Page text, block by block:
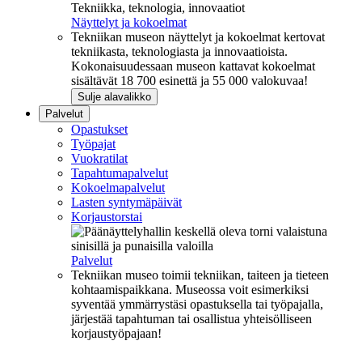
Tekniikka, teknologia, innovaatiot
Näyttelyt ja kokoelmat
Tekniikan museon näyttelyt ja kokoelmat kertovat
tekniikasta, teknologiasta ja innovaatioista.
Kokonaisuudessaan museon kattavat kokoelmat
sisältävät 18 700 esinettä ja 55 000 valokuvaa!
Sulje alavalikko
Palvelut
Opastukset
Työpajat
Vuokratilat
Tapahtumapalvelut
Kokoelmapalvelut
Lasten syntymäpäivät
Korjaustorstai
Palvelut
Tekniikan museo toimii tekniikan, taiteen ja tieteen
kohtaamispaikkana. Museossa voit esimerkiksi
syventää ymmärrystäsi opastuksella tai työpajalla,
järjestää tapahtuman tai osallistua yhteisölliseen
korjaustyöpajaan!